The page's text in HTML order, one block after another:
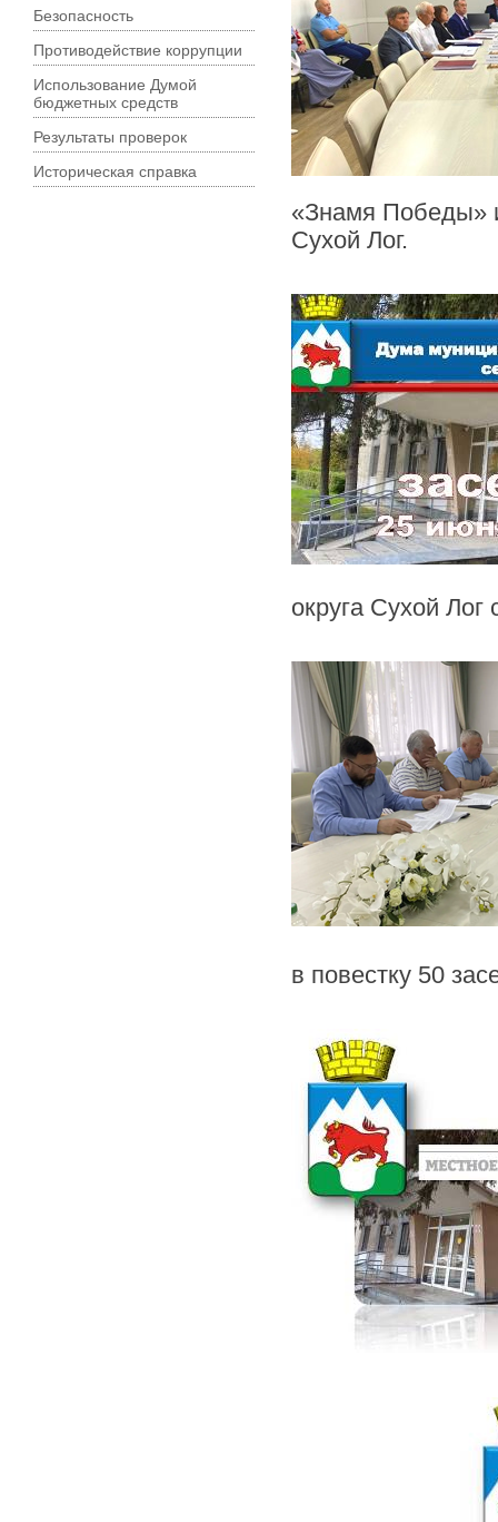
«Знамя Победы»
Сухой Лог.
округа Сухой Лог
в повестку 50
Безопасность
Противодействие коррупции
Использование Думой
бюджетных средств
Результаты проверок
Историческая справка